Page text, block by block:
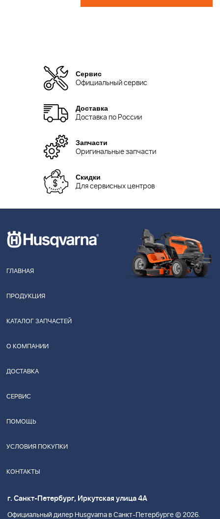
Сервис
Официальный сервис
Доставка
Доставка по России
Запчасти
Оригинальные запчасти
Скидки
Для сервисных центров
ГЛАВНАЯ
ПРОДУКЦИЯ
КАТАЛОГ ЗАПЧАСТЕЙ
О КОМПАНИИ
ДОСТАВКА
СЕРВИС
ПОМОЩЬ
УСЛОВИЯ ПОКУПКИ
КОНТАКТЫ
г. Санкт-Петербург, Иркутская улица 4А
Официальный дилер Husgvarna в Санкт-Петербурге © 2026.